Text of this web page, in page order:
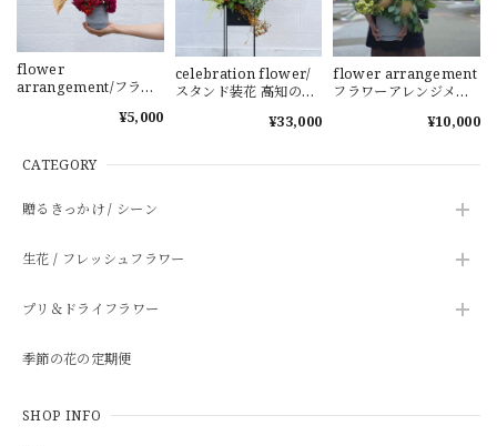
CATEGORY
贈るきっかけ / シーン
生花 / フレッシュフラワー
プリ＆ドライフラワー
季節の花の定期便
SHOP INFO
flower
arrangement/フラワ
¥5,000
celebration flower/
スタンド装花 高知の花
¥33,000
flower arrangement
フラワーアレンジメン
¥10,000